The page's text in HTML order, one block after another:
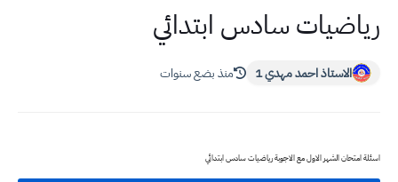
رياضيات سادس ابتدائي
الاستاذ احمد مهدي 1 منذ بضع سنوات
اسئلة امتحان الشهر الاول مع الاجوبة رياضيات سادس ابتدائي